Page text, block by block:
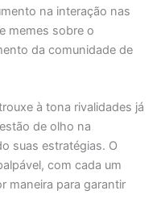
na interação nas
memes sobre o
da comunidade de
à tona rivalidades já
de olho na
suas estratégias. O
com cada um
maneira para garantir